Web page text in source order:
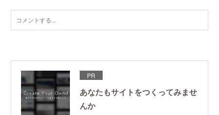
PR
あなたもサイトをつくってみませ
んか